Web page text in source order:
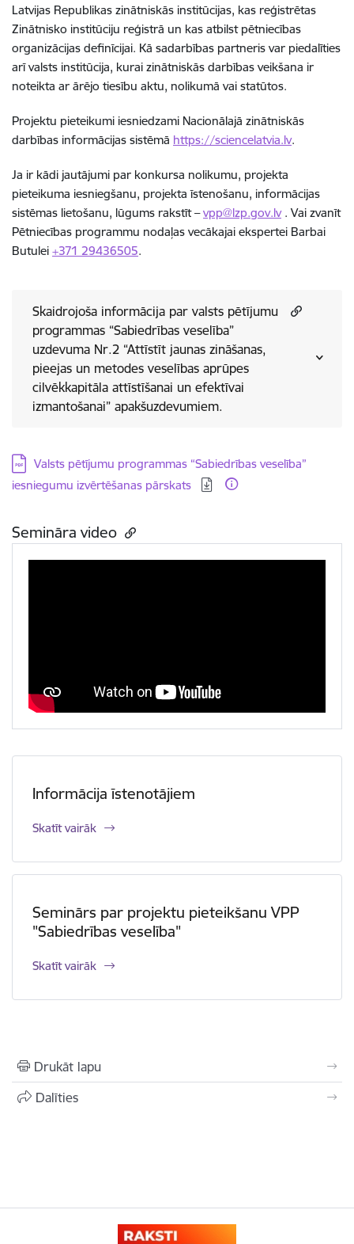
Latvijas Republikas zinātniskās institūcijas, kas reģistrētas
Zinātnisko institūciju reģistrā un kas atbilst pētniecības
organizācijas definīcijai. Kā sadarbības partneris var piedalīties
arī valsts institūcija, kurai zinātniskās darbības veikšana ir
noteikta ar ārējo tiesību aktu, nolikumā vai statūtos.
Projektu pieteikumi iesniedzami Nacionālajā zinātniskās
darbības informācijas sistēmā https://sciencelatvia.lv.
Ja ir kādi jautājumi par konkursa nolikumu, projekta
pieteikuma iesniegšanu, projekta īstenošanu, informācijas
sistēmas lietošanu, lūgums rakstīt –vpp@lzp.gov.lv. Vai zvanīt
Pētniecības programmu nodaļas vecākajai ekspertei Barbai
Butulei +371 29436505.
Skaidrojoša informācija par valsts pētījumu
programmas “Sabiedrības veselība”
uzdevuma Nr.2 “Attīstīt jaunas zināšanas,
pieejas un metodes veselības aprūpes
cilvēkkapitāla attīstīšanai un efektīvai
izmantošanai” apakšuzdevumiem.
Lejupielādēt:
Valsts pētījumu programmas “Sabiedrības veselība”
iesniegumu izvērtēšanas pārskats
Semināra video
Informācija īstenotājiem
Skatīt vairāk
Seminārs par projektu pieteikšanu VPP
"Sabiedrības veselība"
Skatīt vairāk
Drukāt lapu
Dalīties